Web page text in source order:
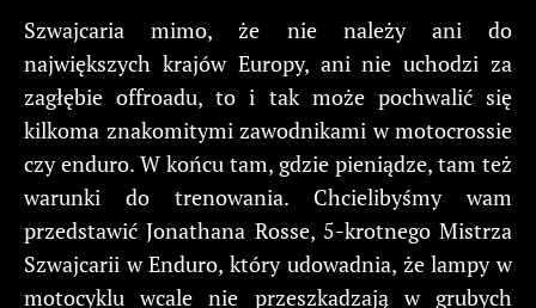
Szwajcaria mimo, że nie należy ani do
największych krajów Europy, ani nie uchodzi za
zagłębie offroadu, to i tak może pochwalić się
kilkoma znakomitymi zawodnikami w motocrossie
czy enduro. W końcu tam, gdzie pieniądze, tam też
warunki do trenowania. Chcielibyśmy wam
przedstawić Jonathana Rosse, 5-krotnego Mistrza
Szwajcarii w Enduro, który udowadnia, że lampy w
motocyklu wcale nie przeszkadzają w grubych